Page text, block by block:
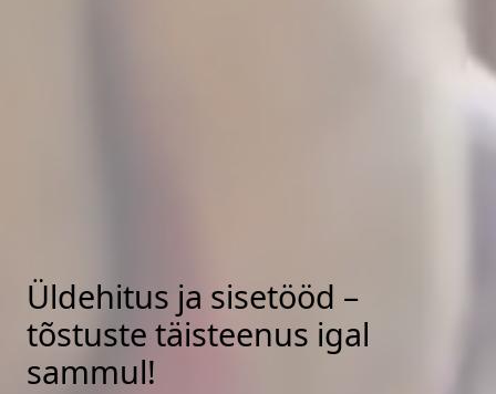
Üldehitus ja sisetööd –
tõstuste täisteenus igal
sammul!